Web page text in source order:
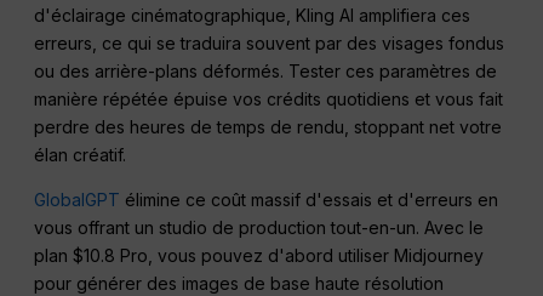
d'éclairage cinématographique, Kling AI amplifiera ces
erreurs, ce qui se traduira souvent par des visages fondus
ou des arrière-plans déformés. Tester ces paramètres de
manière répétée épuise vos crédits quotidiens et vous fait
perdre des heures de temps de rendu, stoppant net votre
élan créatif.
GlobalGPT élimine ce coût massif d'essais et d'erreurs en
vous offrant un studio de production tout-en-un. Avec le
plan $10.8 Pro, vous pouvez d'abord utiliser Midjourney
pour générer des images de base haute résolution